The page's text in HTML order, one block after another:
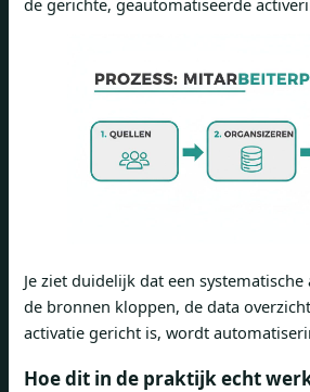
de gerichte, geautomatiseerde
Je ziet duidelijk dat een systematische
de bronnen kloppen, de data
activatie gericht is, wordt
Hoe dit in de praktijk echt